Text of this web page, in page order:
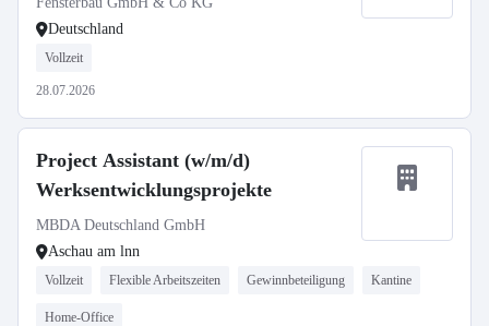
Deutschland
Vollzeit
28.07.2026
Project Assistant (w/m/d)
Werksentwicklungsprojekte
MBDA Deutschland GmbH
Aschau am lnn
Vollzeit Flexible Arbeitszeiten Gewinnbeteiligung Kantine
Home-Office